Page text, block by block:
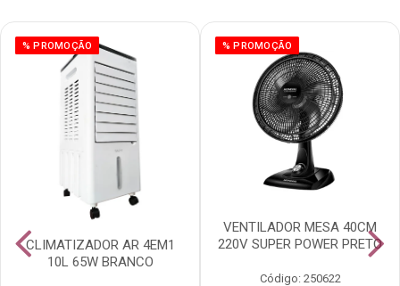
% PROMOÇÃO
CLIMATIZADOR AR 4EM1
10L 65W BRANCO
% PROMOÇÃO
VENTILADOR MESA 40CM
220V SUPER POWER PRETO
Código: 250622